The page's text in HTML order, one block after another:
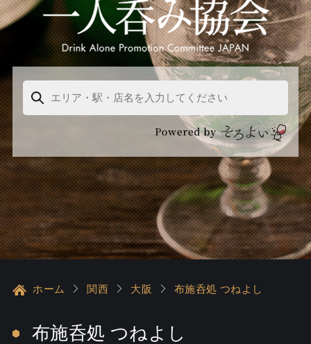
ホーム 関西 大阪 布施呑処 つねよし
布施呑処 つねよし